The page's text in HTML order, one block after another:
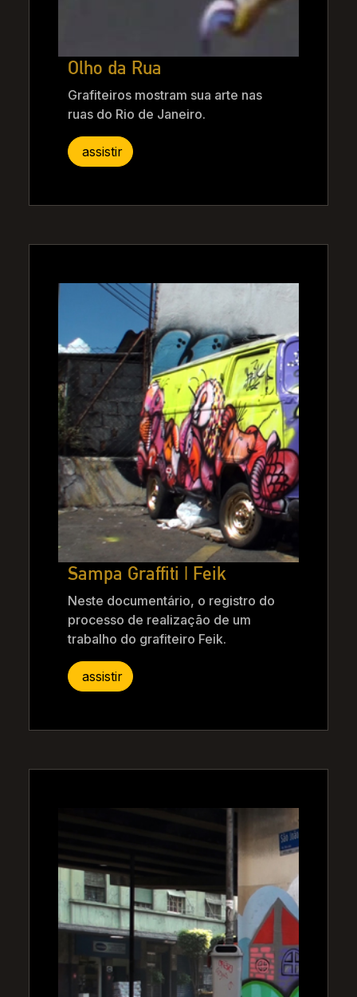
Olho da Rua
Grafiteiros mostram sua arte nas
ruas do Rio de Janeiro.
assistir
Sampa Graffiti | Feik
Neste documentário, o registro do
processo de realização de um
trabalho do grafiteiro Feik.
assistir